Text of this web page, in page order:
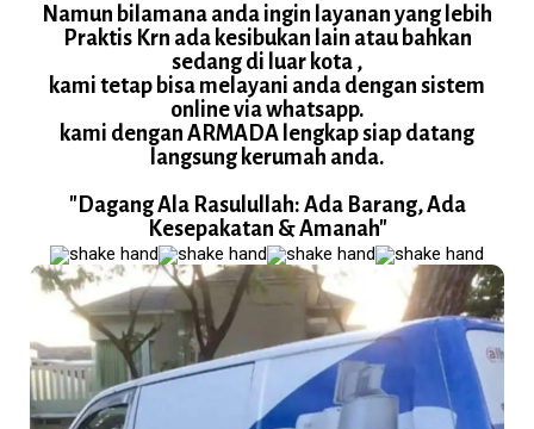
Namun bilamana anda ingin layanan yang lebih
Praktis Krn ada kesibukan lain atau bahkan
sedang di luar kota ,
kami tetap bisa melayani anda dengan sistem
online via whatsapp.
kami dengan ARMADA lengkap siap datang
langsung kerumah anda.
"Dagang Ala Rasulullah: Ada Barang, Ada
Kesepakatan & Amanah"